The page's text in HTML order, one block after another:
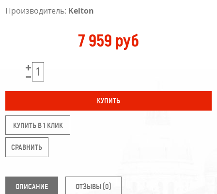
Производитель: Kelton
7 959 руб
КУПИТЬ В 1 КЛИК
ОПИСАНИЕ ОТЗЫВЫ (0)